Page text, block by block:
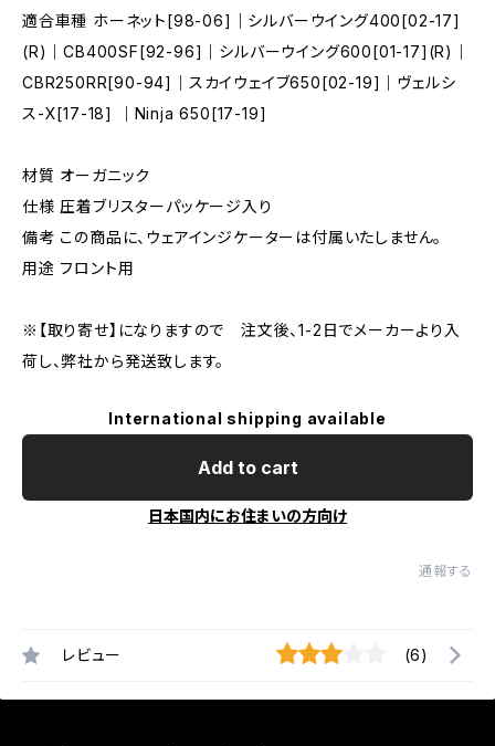
適合車種 ホーネット[98-06]｜シルバーウイング400[02-17]
(R)｜CB400SF[92-96]｜シルバーウイング600[01-17](R)｜
CBR250RR[90-94]｜スカイウェイブ650[02-19]｜ヴェルシ
ス-X[17-18] ｜Ninja 650[17-19]
材質 オーガニック
仕様 圧着ブリスターパッケージ入り
備考 この商品に、ウェアインジケーターは付属いたしません。
用途 フロント用
※【取り寄せ】になりますので 注文後、1-2日でメーカーより入
荷し、弊社から発送致します。
International shipping available
Add to cart
日本国内にお住まいの方向け
通報する
レビュー (6)